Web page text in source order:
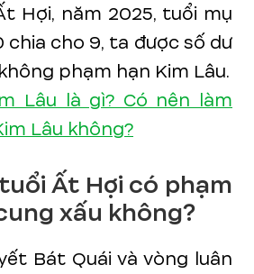
Hợi, năm 2025, tuổi mụ
chia cho 9, ta được số dư
phạm hạn Kim Lâu.
Lâu là gì? Có nên làm
Lâu không?
Ất Hợi có phạm
xấu không?
Bát Quái và vòng luân